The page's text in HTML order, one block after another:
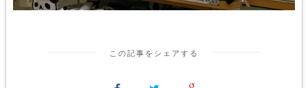
この記事をシェアする